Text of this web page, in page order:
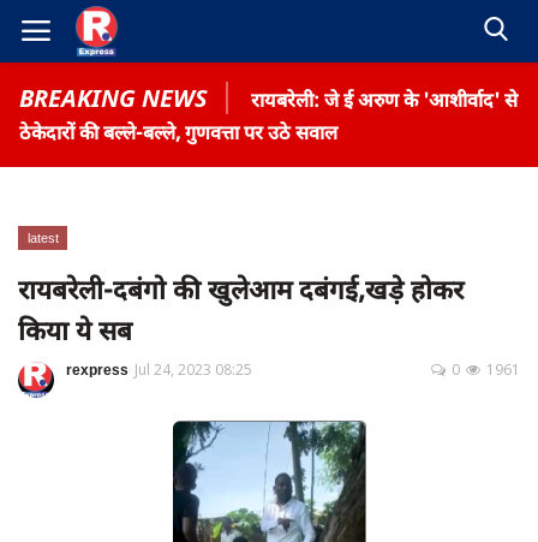
BREAKING NEWS
रायबरेली: जे ई अरुण के 'आशीर्वाद' से
ठेकेदारों की बल्ले-बल्ले, गुणवत्ता पर उठे सवाल
Home
Contact
Terms & Conditions
latest
रायबरेली-दबंगो की खुलेआम दबंगई,खड़े होकर
किया ये सब
rexpress Jul 24, 2023 08:25 1961
0